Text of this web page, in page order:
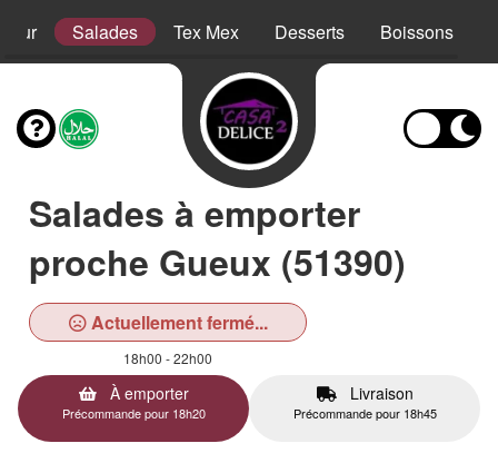
Salades Tex Mex Desserts Boissons
Salades à emporter
proche Gueux (51390)
Actuellement fermé...
18h00 - 22h00
À emporter
Précommande pour 18h20
Livraison
Précommande pour 18h45